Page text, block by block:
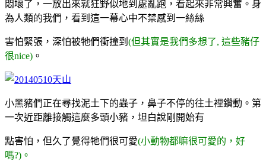
悶壞了，一放出來就狂野似地到處亂跑，看起來非常興奮。身
為人類的我們，看到這一幕心中不禁感到一絲絲
害怕緊張，深怕被牠們衝撞到 (但其實是我們多想了, 這些豬仔
很nice) 。
小黑豬們正在尋找泥土下的蟲子，鼻子不停的往土裡鑽動。第
一次近距離接觸這麼多頭小豬，坦白說剛開始有
點害怕， 但久了覺得牠們很可愛(小動物都嘛很可愛的，好
嗎?)。